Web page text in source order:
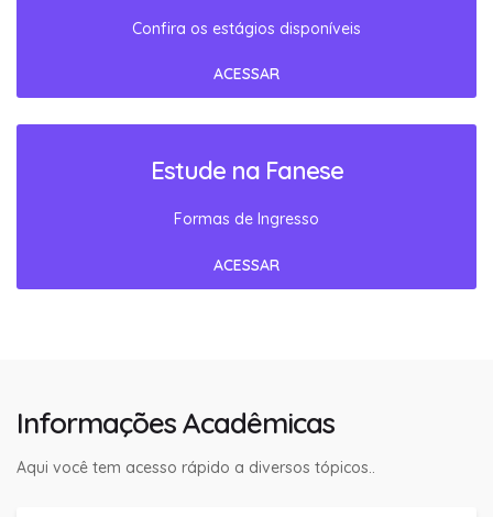
Confira os estágios disponíveis
ACESSAR
Estude na Fanese
Formas de Ingresso
ACESSAR
Informações Acadêmicas
Aqui você tem acesso rápido a diversos tópicos..